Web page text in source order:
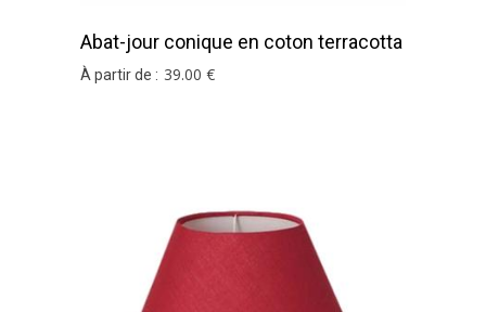
Abat-jour conique en coton terracotta
À partir de : 39.00 €